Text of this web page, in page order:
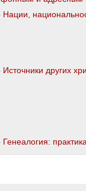
Нации,
Источники других
Генеалогия: практика